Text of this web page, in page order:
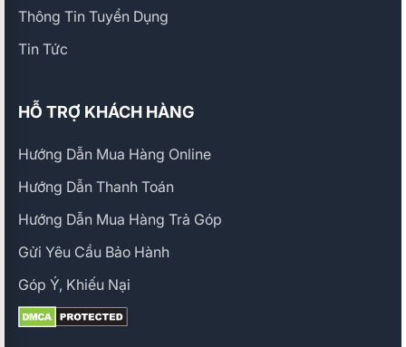
Thông Tin Tuyển Dụng
Tin Tức
HỖ TRỢ KHÁCH HÀNG
Hướng Dẫn Mua Hàng Online
Hướng Dẫn Thanh Toán
Hướng Dẫn Mua Hàng Trả Góp
Gửi Yêu Cầu Bảo Hành
Góp Ý, Khiếu Nại